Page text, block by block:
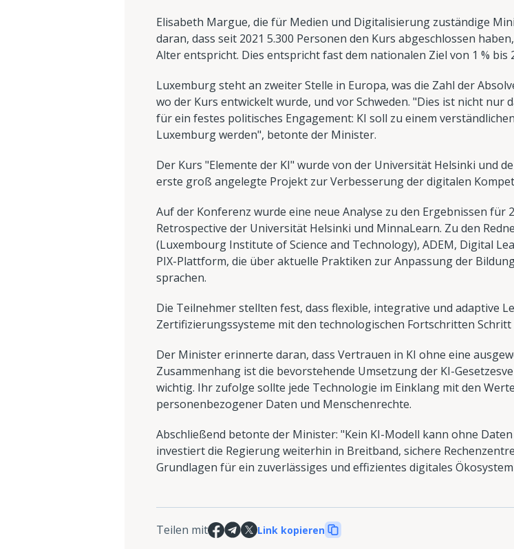
Elisabeth Margue, die für Medien und Digitalisierung zuständige
daran, dass seit 2021 5.300 Personen den Kurs abgeschlossen
Alter entspricht. Dies entspricht fast dem nationalen Ziel von 1 % bis
Luxemburg steht an zweiter Stelle in Europa, was die Zahl der
wo der Kurs entwickelt wurde, und vor Schweden. "Dies ist nicht nur
für ein festes politisches Engagement: KI soll zu einem
Luxemburg werden", betonte der Minister.
Der Kurs "Elemente der KI" wurde von der Universität Helsinki und
erste groß angelegte Projekt zur Verbesserung der digitalen
Auf der Konferenz wurde eine neue Analyse zu den Ergebnissen für
Retrospective der Universität Helsinki und MinnaLearn. Zu den
(Luxembourg Institute of Science and Technology), ADEM, Digital
PIX-Plattform, die über aktuelle Praktiken zur Anpassung der
sprachen.
Die Teilnehmer stellten fest, dass flexible, integrative und adaptive
Zertifizierungssysteme mit den technologischen Fortschritten Schritt
Der Minister erinnerte daran, dass Vertrauen in KI ohne eine
Zusammenhang ist die bevorstehende Umsetzung der KI-
wichtig. Ihr zufolge sollte jede Technologie im Einklang mit den
personenbezogener Daten und Menschenrechte.
Abschließend betonte der Minister: "Kein KI-Modell kann ohne
investiert die Regierung weiterhin in Breitband, sichere
Grundlagen für ein zuverlässiges und effizientes digitales Ökosystem
Teilen mit Link kopieren